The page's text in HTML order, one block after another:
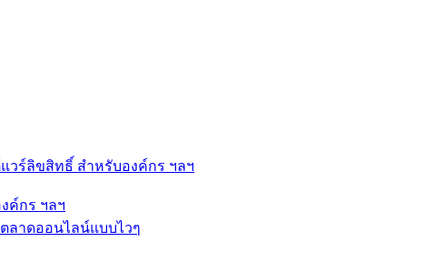
ค์กร ฯลฯ